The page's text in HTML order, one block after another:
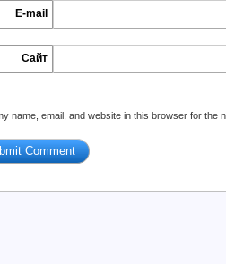
E-mail
Сайт
name, email, and website in this browser for the